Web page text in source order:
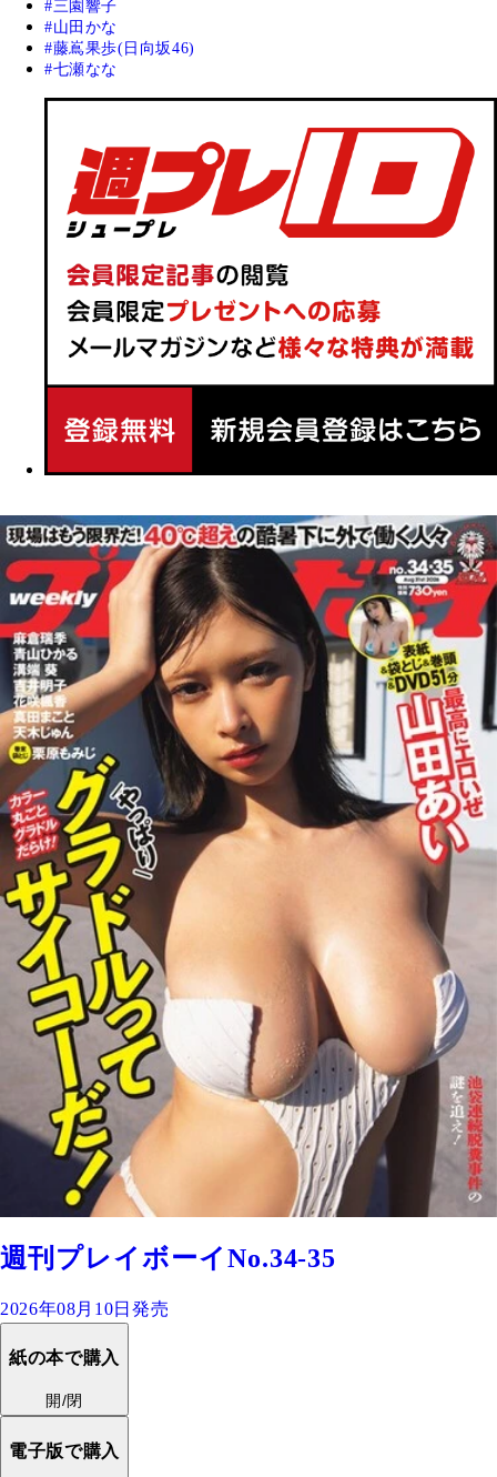
三園響子
山田かな
藤嶌果歩(日向坂46)
七瀬なな
週刊プレイボーイNo.34-35
2026年08月10日発売
紙の本で購入
開/閉
電子版で購入